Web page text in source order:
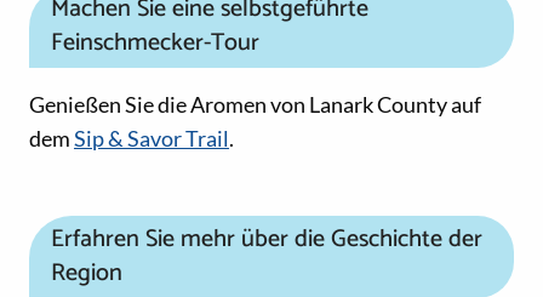
Machen Sie eine selbstgeführte
Feinschmecker-Tour
Genießen Sie die Aromen von Lanark County auf
demSip & Savor Trail.
Erfahren Sie mehr über die Geschichte der
Region